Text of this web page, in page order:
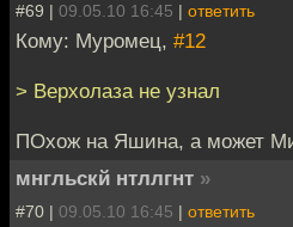
#69 | 09.05.10 16:45 | ответить
Кому: Муромец, #12
> Верхолаза не узнал
ПОхож на Яшина, а может
мнгльскй нтллгнт »
#70 | 09.05.10 16:45 | ответить